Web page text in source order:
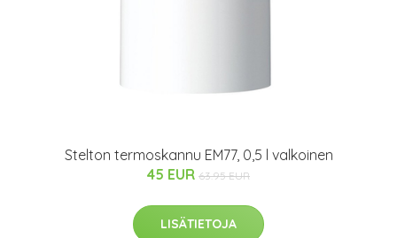
Stelton termoskannu EM77, 0,5 l valkoinen
45 EUR 63.95 EUR
LISÄTIETOJA